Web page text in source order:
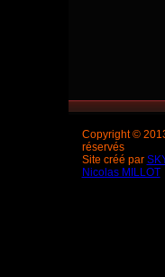
Copyright ©
réservés
Site créé par
Nicolas MILLOT